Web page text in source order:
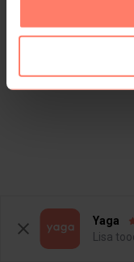
Yaga
Lisa